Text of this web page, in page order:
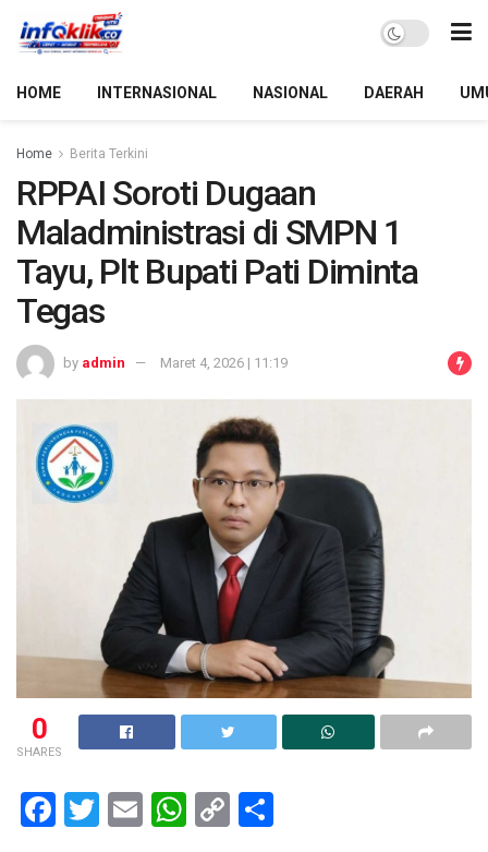
HOME INTERNASIONAL NASIONAL DAERAH
Home Berita Terkini
RPPAI Soroti Dugaan
Maladministrasi di SMPN 1
Tayu, Plt Bupati Pati Diminta
Tegas
by admin Maret 4, 2026 | 11:19
0
SHARES
F
T
E
W C